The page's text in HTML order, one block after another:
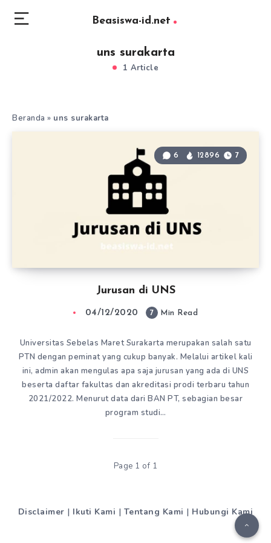
Beasiswa-id.net
uns surakarta
1 Article
Beranda » uns surakarta
Jurusan di UNS
6 12896 7
04/12/2020 7 Min Read
Universitas Sebelas Maret Surakarta merupakan salah satu
PTN dengan peminat yang cukup banyak. Melalui artikel kali
ini, admin akan mengulas apa saja jurusan yang ada di UNS
beserta daftar fakultas dan akreditasi prodi terbaru tahun
2021/2022. Menurut data dari BAN PT, sebagian besar
program studi…
Page 1 of 1
Disclaimer | Ikuti Kami | Tentang Kami | Hubungi Kami